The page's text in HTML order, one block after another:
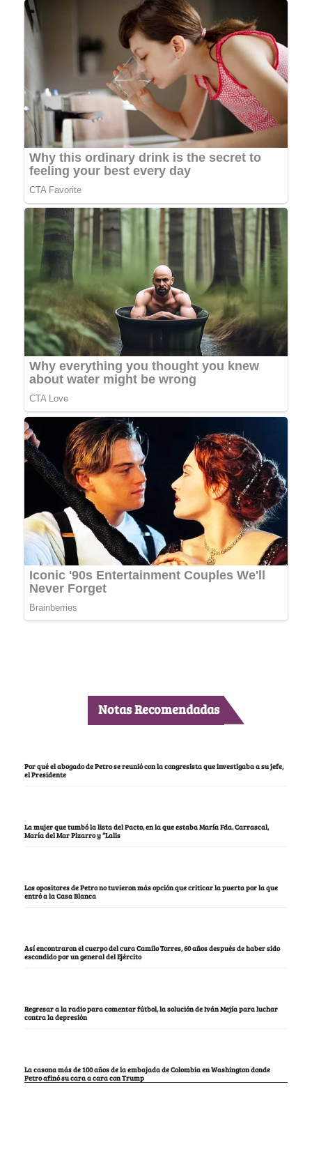
Notas Recomendadas
Por qué el abogado de Petro se reunió con la congresista que investigaba a su jefe,
el Presidente
La mujer que tumbó la lista del Pacto, en la que estaba María Fda. Carrascal,
María del Mar Pizarro y “Lalis
Los opositores de Petro no tuvieron más opción que criticar la puerta por la que
entró a la Casa Blanca
Así encontraron el cuerpo del cura Camilo Torres, 60 años después de haber sido
escondido por un general del Ejército
Regresar a la radio para comentar fútbol, la solución de Iván Mejía para luchar
contra la depresión
La casona más de 100 años de la embajada de Colombia en Washington donde
Petro afinó su cara a cara con Trump